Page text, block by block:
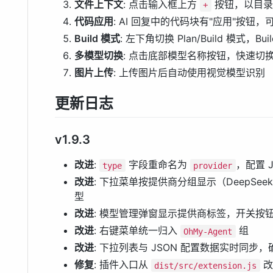
文件上下文: 点击输入框上方 +
按钮，以目
代码应用 : AI 回复中的代码块有"应用"按钮，
Build 模式: 左下角切换 Plan/Build 模式，
多模型切换: 点击底部模型名称按钮，快速切
图片上传: 上传图片后自动使用视觉模型识别
更新日志
v1.9.3
改进: type 字段重命名为 provider ，配置
改进: 下拉菜单按提供商分组显示（
型
改进: 模型管理弹窗显示提供商标签，开关按
改进: 右键菜单统一归入 OhMy-Agent
组
改进: 下拉列表与 JSON 配置数据实时同步，
修复: 插件入口从 dist/src/extension.js